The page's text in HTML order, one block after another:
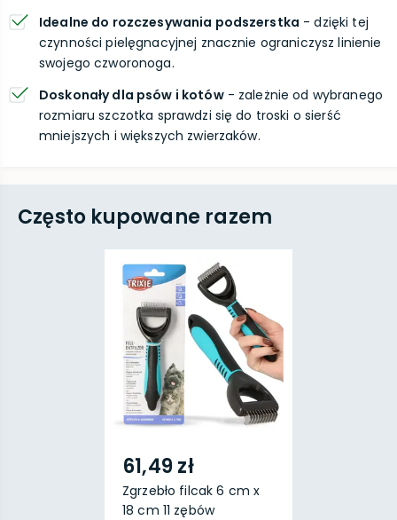
Idealne do rozczesywania podszerstka - dzięki tej
czynności pielęgnacyjnej znacznie ograniczysz linienie
swojego czworonoga.
Doskonały dla psów i kotów- zależnie od wybranego
rozmiaru szczotka sprawdzi się do troski o sierść
mniejszych i większych zwierzaków.
Często kupowane razem
61,49 zł
Zgrzebło filcak 6 cm x
18 cm 11 zębów